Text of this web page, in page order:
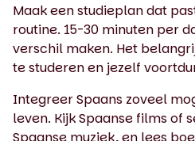
Maak een studieplan dat
routine. 15-30 minuten per
verschil maken. Het
te studeren en jezelf
Integreer Spaans zoveel
leven. Kijk Spaanse films of
Spaanse muziek, en lees